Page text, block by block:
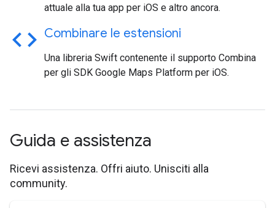
attuale alla tua app per iOS e altro ancora.
code Combinare le estensioni
Una libreria Swift contenente il supporto Combina
per gli SDK Google Maps Platform per iOS.
Guida e assistenza
Ricevi assistenza. Offri aiuto. Unisciti alla
community.